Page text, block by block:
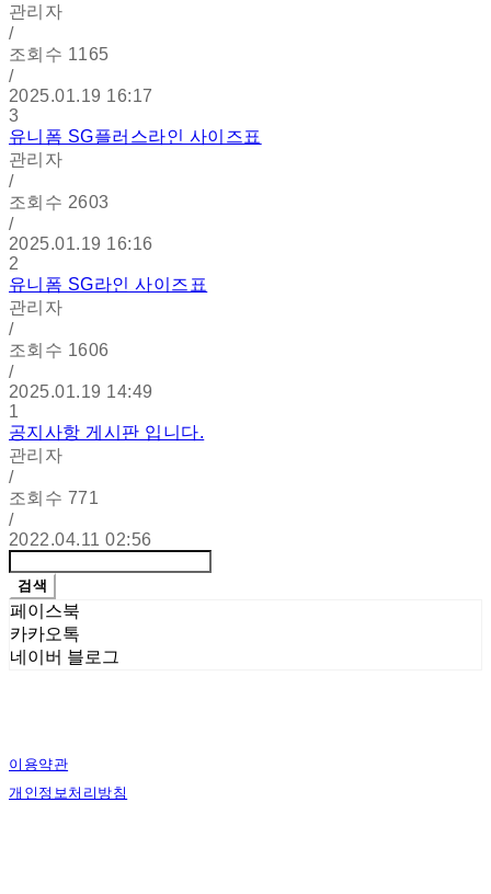
관리자
/
조회수 1165
/
2025.01.19 16:17
3
유니폼 SG플러스라인 사이즈표
관리자
/
조회수 2603
/
2025.01.19 16:16
2
유니폼 SG라인 사이즈표
관리자
/
조회수 1606
/
2025.01.19 14:49
1
공지사항 게시판 입니다.
관리자
/
조회수 771
/
2022.04.11 02:56
검색
페이스북
카카오톡
네이버 블로그
이용약관
개인정보처리방침